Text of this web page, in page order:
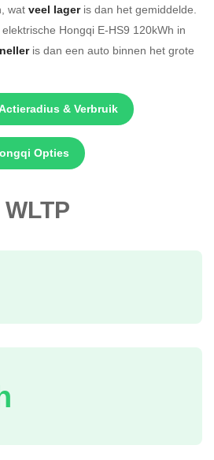
wat veel lageris dan het gemiddelde.
Hongqi E-HS9 120kWh in
is dan een auto binnen het grote
& Verbruik
Opties
WLTP